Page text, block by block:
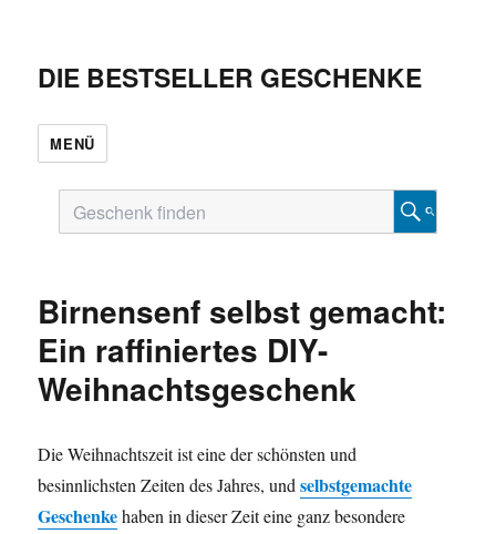
DIE BESTSELLER GESCHENKE
MENÜ
Birnensenf selbst gemacht:
Ein raffiniertes DIY-
Weihnachtsgeschenk
Die Weihnachtszeit ist eine der schönsten und
besinnlichsten Zeiten des Jahres, undselbstgemachte
Geschenkehaben in dieser Zeit eine ganz besondere